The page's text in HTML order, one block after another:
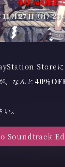
Storeに
、なんと 40％
。
Soundtrack